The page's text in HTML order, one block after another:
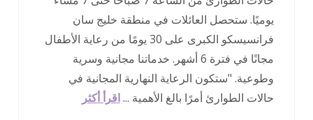
يوميًا. ستحصل العائلات في منطقة خليج سان
فرانسيسكو الكبرى على 30 يومًا من رعاية الأطفال
مجانًا في فترة 6 أشهر. خدماتنا مجانية وسرية
وطوعية. "ستكون الرعاية النهارية المجانية في
حالات الطوارئ أمرًا بالغ الأهمية ...اقرأ أكثر